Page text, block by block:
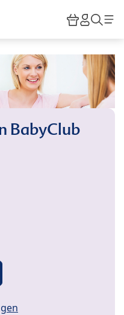
HiPP
BabyClub